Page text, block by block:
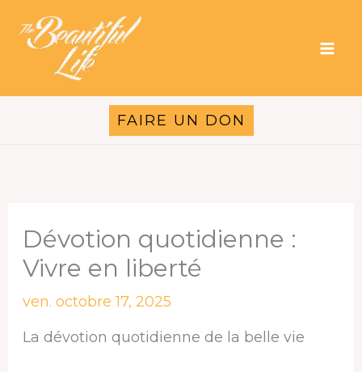
contenu
FAIRE UN DON
Dévotion quotidienne :
Vivre en liberté
ven. octobre 17, 2025
La dévotion quotidienne de la belle vie